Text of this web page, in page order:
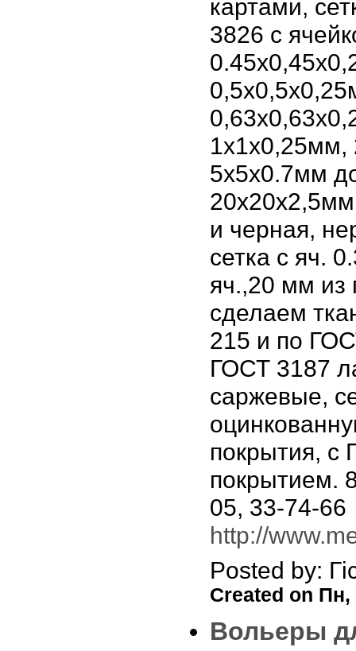
картами,
3826 с
1х1х0,25мм,
5х5х0.7мм
и черная,
сетка с яч.
яч.,20 мм из
сделаем
215 и по
ГОСТ 3187
саржевые,
покрытия, с
покрытием.
05, 33-74-66
http://
Posted by:
Created on Пн,
Вольеры